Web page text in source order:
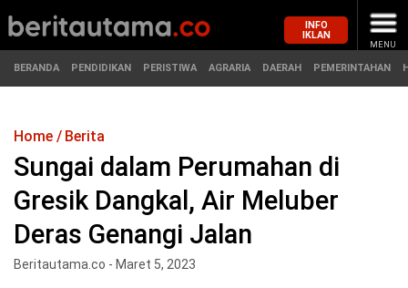
MASUK
BERANDA
PERISTIWA
PENDIDIKAN
HUKUM
INFO
IKLAN
MENU
BERANDA PENDIDIKAN PERISTIWA AGRARIA DAERAH PEMERINTAHAN
Home Berita
Sungai dalam Perumahan di
Gresik Dangkal, Air Meluber
Deras Genangi Jalan
Beritautama.co - Maret 5, 2023